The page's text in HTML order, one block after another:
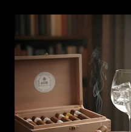
Accéder au